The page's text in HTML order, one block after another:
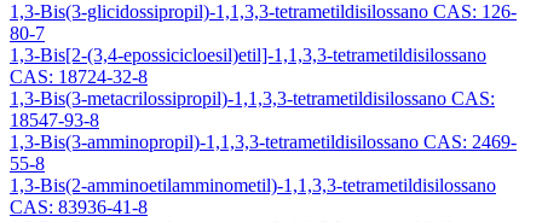
1,3-Bis(3-glicidossipropil)-1,1,3,3-tetrametildisilossano CAS: 126-
80-7
1,3-Bis[2-(3,4-epossicicloesil)etil]-1,1,3,3-tetrametildisilossano
CAS: 18724-32-8
1,3-Bis(3-metacrilossipropil)-1,1,3,3-tetrametildisilossano CAS:
18547-93-8
1,3-Bis(3-amminopropil)-1,1,3,3-tetrametildisilossano CAS: 2469-
55-8
1,3-Bis(2-amminoetilamminometil)-1,1,3,3-tetrametildisilossano
CAS: 83936-41-8